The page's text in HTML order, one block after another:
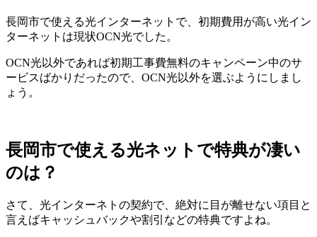
長岡市で使える光インターネットで、初期費用が高い光イン
ターネットは現状OCN光でした。
OCN光以外であれば初期工事費無料のキャンペーン中のサ
ービスばかりだったので、OCN光以外を選ぶようにしまし
ょう。
長岡市で使える光ネットで特典が凄い
のは？
さて、光インターネトの契約で、絶対に目が離せない項目と
言えばキャッシュバックや割引などの特典ですよね。